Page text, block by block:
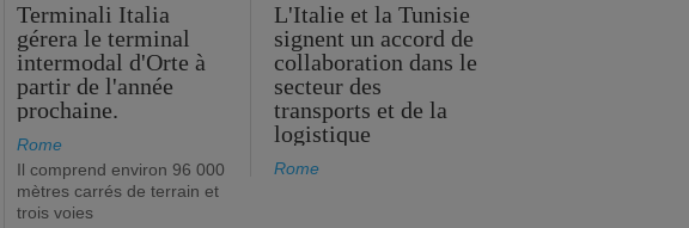
Terminali Italia
gérera le terminal
intermodal d'Orte à
partir de l'année
prochaine.
Rome
Il comprend environ 96 000
mètres carrés de terrain et
trois voies
L'Italie et la Tunisie
signent un accord de
collaboration dans le
secteur des
transports et de la
logistique
Rome